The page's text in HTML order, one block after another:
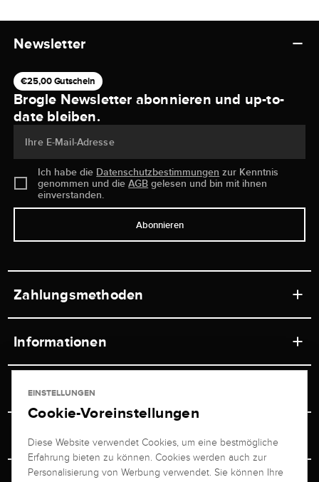
Newsletter
€25,00 Gutschein
Brogle Newsletter abonnieren und up-to-
date bleiben.
Ihre E-Mail-Adresse
Ich habe die Datenschutzbestimmungen zur Kenntnis
genommen und dieAGB gelesen und bin mit ihnen
einverstanden.
Abonnieren
Zahlungsmethoden
Informationen
Ladengeschäft
Versand & Zahlung
Ratgeber
Service
Newsletterabmeldung
Juwelier Brogle
Über uns
EINSTELLUNGEN
Cookie-Voreinstellungen
Diese Website verwendet Cookies, um eine bestmögliche
Erfahrung bieten zu können. Cookies werden auch zur
Personalisierung von Werbung verwendet. Sie können Ihre